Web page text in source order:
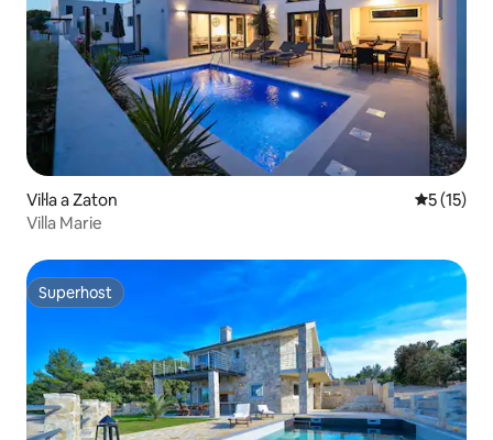
Vil·la a Zaton 5 de
5 (15)
Villa Marie
Superhost
Superhost